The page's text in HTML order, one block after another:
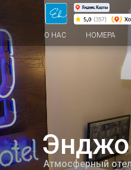
Атмосферный
О НАС НОМЕРА